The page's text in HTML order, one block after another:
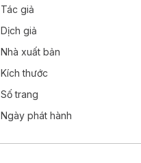
Tác giả
Dịch giả
Nhà xuất bản
Kích thước
Số trang
Ngày phát hành